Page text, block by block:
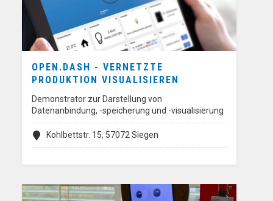
OPEN.DASH - VERNETZTE
PRODUKTION VISUALISIEREN
Demonstrator zur Darstellung von
Datenanbindung, -speicherung und -visualisierung
Kohlbettstr. 15, 57072 Siegen